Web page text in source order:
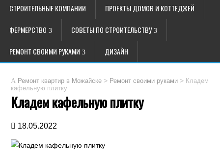
СТРОИТЕЛЬНЫЕ КОМПАНИИ ПРОЕКТЫ ДОМОВ И КОТТЕДЖЕЙ
ФЕРМЕРСТВО СОВЕТЫ ПО СТРОИТЕЛЬСТВУ
РЕМОНТ СВОИМИ РУКАМИ ДИЗАЙН
Ремонт квартир в Можайске > Ремонт своими руками > Кладем
кафельную плитку
Кладем кафельную плитку
18.05.2022